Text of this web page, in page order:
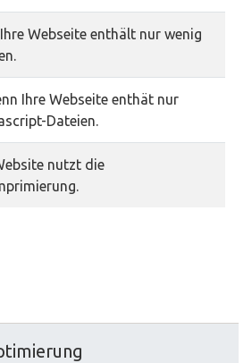
Webseite enthält nur wenig
Ihre Webseite enthät nur
Dateien.
nutzt die